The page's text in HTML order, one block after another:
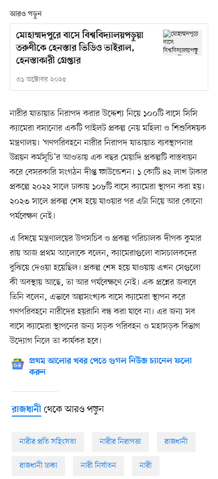
আরও পড়ুন
মোহাম্মদপুরে বাসে বিশ্ববিদ্যালয়পড়ুয়া
তরুণীকে হেনস্তার ভিডিও ভাইরাল,
হেনস্তাকারী গ্রেপ্তার
৩১ অক্টোবর ২০২৫
নারীর যাতায়াত নিরাপদ করার উদ্দেশ্য নিয়ে ১০০টি বাসে সিসি
ক্যামেরা বসানোর একটি পাইলট প্রকল্প নেয় মহিলা ও শিশুবিষয়ক
মন্ত্রণালয়। ‘গণপরিবহনে নারীর নিরাপদ যাতায়াত ব্যবস্থাপনার
উন্নয়ন কর্মসূচি’র আওতায় এক বছর মেয়াদি প্রকল্পটি বাস্তবায়ন
করে বেসরকারি সংগঠন দীপ্ত ফাউন্ডেশন। ১ কোটি ৪২ লাখ টাকার
প্রকল্পে ২০২২ সালে ঢাকায় ১০৮টি বাসে ক্যামেরা স্থাপন করা হয়।
২০২৩ সালে প্রকল্প শেষ হয়ে যাওয়ার পর এটা নিয়ে আর কোনো
পর্যবেক্ষণ নেই।
এ বিষয়ে মন্ত্রণালয়ের উপসচিব ও প্রকল্প পরিচালক দীপক কুমার
রায় আজ প্রথম আলোকে বলেন, ক্যামেরাগুলো বাসচালকদের
বুঝিয়ে দেওয়া হয়েছিল। প্রকল্প শেষ হয়ে যাওয়ায় এখন সেগুলো
কী অবস্থায় আছে, তা আর পর্যবেক্ষণে নেই। এক প্রশ্নের জবাবে
তিনি বলেন, এভাবে অল্পসংখ্যক বাসে ক্যামেরা স্থাপন করে
গণপরিবহনে নারীদের হয়রানি বন্ধ করা যাবে না। এর জন্য সব
বাসে ক্যামেরা স্থাপনের জন্য সড়ক পরিবহন ও মহাসড়ক বিভাগ
উদ্যোগ নিলে তা কার্যকর হবে।
প্রথম আলোর খবর পেতে গুগল নিউজ চ্যানেল ফলো
করুন
রাজধানীথেকে আরও পড়ুন
নারীর প্রতি সহিংসতা নারীর নিরাপত্তা রাজধানী
রাজধানী ঢাকা নারী নির্যাতন নারী